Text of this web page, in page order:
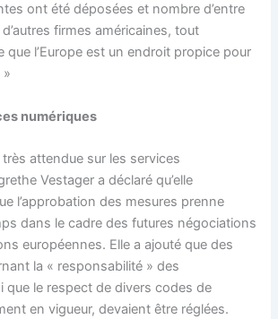
ont été déposées et nombre d’entre
firmes américaines, tout
que l’Europe est un endroit propice pour
numériques
attendue sur les services
Vestager a déclaré qu’elle
l’approbation des mesures prenne
dans le cadre des futures négociations
européennes. Elle a ajouté que des
la « responsabilité » des
que le respect de divers codes de
en vigueur, devaient être réglées.